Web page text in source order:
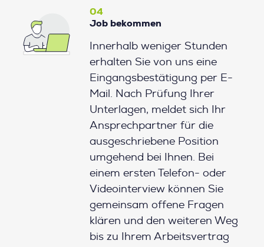
04
Job bekommen
Innerhalb weniger Stunden
erhalten Sie von uns eine
Eingangsbestätigung per E-
Mail. Nach Prüfung Ihrer
Unterlagen, meldet sich Ihr
Ansprechpartner für die
ausgeschriebene Position
umgehend bei Ihnen. Bei
einem ersten Telefon- oder
Videointerview können Sie
gemeinsam offene Fragen
klären und den weiteren Weg
bis zu Ihrem Arbeitsvertrag